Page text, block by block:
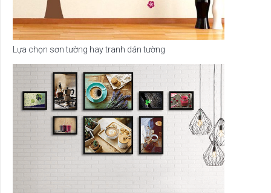
Lựa chọn sơn tường hay tranh dán tường